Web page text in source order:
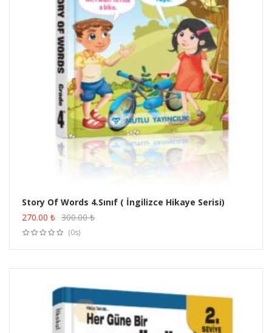
Story Of Words 4.Sınıf ( İngilizce Hikaye Serisi)
270.00 ₺ 300.00₺
(0s)